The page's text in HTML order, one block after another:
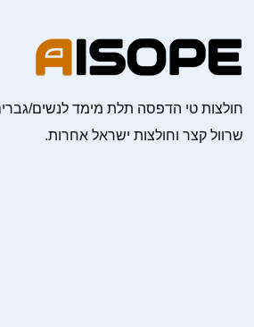
חולצות טי הדפסה תלת מימד לנשים/
שרוול קצר וחולצות ישראל אחרות.